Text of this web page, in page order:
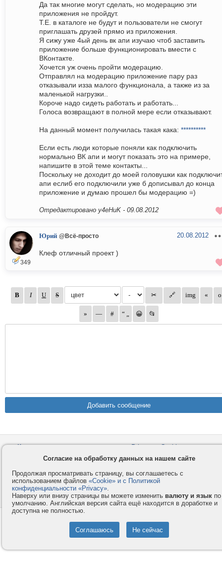
Да так многие могут сделать, но модерацию эти
приложения не пройдут.
Т.Е. в каталоге не будут и пользователи не смогут
приглашать друзей прямо из приложения.
Я сижу уже 4ый день вк апи изучаю чтоб заставить
приложение больше функционировать вмести с
ВКонтакте.
Хочется уж очень пройти модерацию.
Отправлял на модерацию приложение пару раз
отказывали изза малого функционала, а также из за
маленькой нагрузки..
Короче надо сидеть работать и работать...
Голоса возвращают в полной мере если отказывают.
На данный момент получилась такая кака: **********
Если есть люди которые поняли как подключить
нормально ВК апи и могут показать это на примере,
напишите в этой теме контакты...
Поскольку не доходит до моей головушки как
апи еслиб его подключили уже б дописывал до конца
приложение и думаю прошел бы модерацию =)
Отредактировано y4eHuK - 09.08.2012
349
Юрий @Всё-просто 20.08.2012
Клеф отличный проект )
Контакты
Компания
Privacy и Cookie
Правила и условия
Услуги
Как оплатить
Помощь
Форумы
© 2008-2026VMESTE.EU- Все права защищены.
Согласие на обработку данных на нашем сайте
Продолжая просматривать страницу, вы соглашаетесь с
использованием файлов «Cookie» и с Политикой
конфиденциальности «Privacy».
Наверху или внизу страницы вы можете изменить валюту и язык по
умолчанию. Английская версия сайта ещё находится в доработке и
доступна не полностью.